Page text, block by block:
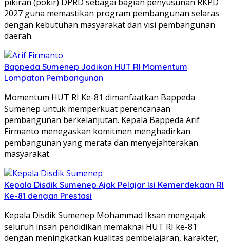
2027 guna memastikan program pembangunan selaras
dengan kebutuhan masyarakat dan visi pembangunan
daerah.
Bappeda Sumenep Jadikan HUT RI Momentum
Lompatan Pembangunan
Momentum HUT RI Ke-81 dimanfaatkan Bappeda
Sumenep untuk memperkuat perencanaan
pembangunan berkelanjutan. Kepala Bappeda Arif
Firmanto menegaskan komitmen menghadirkan
pembangunan yang merata dan menyejahterakan
masyarakat.
Kepala Disdik Sumenep Ajak Pelajar Isi Kemerdekaan RI
Ke-81 dengan Prestasi
Kepala Disdik Sumenep Mohammad Iksan mengajak
seluruh insan pendidikan memaknai HUT RI ke-81
dengan meningkatkan kualitas pembelajaran, karakter,